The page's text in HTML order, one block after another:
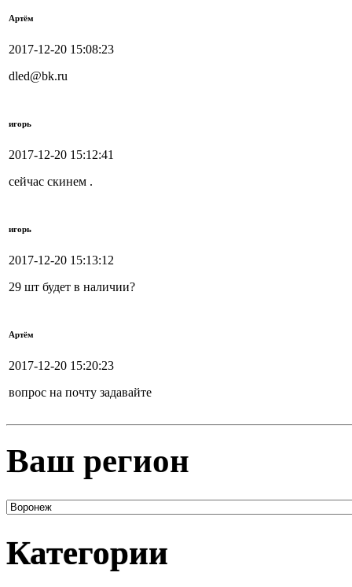
Артём
2017-12-20 15:08:23
dled@bk.ru
игорь
2017-12-20 15:12:41
сейчас скинем .
игорь
2017-12-20 15:13:12
29 шт будет в наличии?
Артём
2017-12-20 15:20:23
вопрос на почту задавайте
Ваш регион
Категории